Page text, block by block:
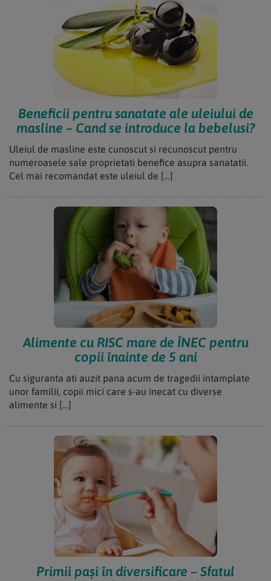
Beneficii pentru sanatate ale uleiului de
masline – Cand se introduce la bebelusi?
Uleiul de masline este cunoscut si recunoscut pentru
numeroasele sale proprietati benefice asupra sanatatii.
Cel mai recomandat este uleiul de […]
Alimente cu RISC mare de ÎNEC pentru
copii înainte de 5 ani
Cu siguranta ati auzit pana acum de tragedii intamplate
unor familii, copii mici care s-au inecat cu diverse
alimente si […]
Primii pași în diversificare – Sfatul